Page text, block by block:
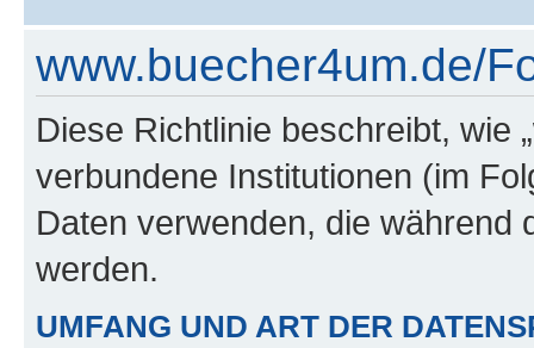
www.buecher4um.de/
Diese Richtlinie beschreibt, wie
verbundene Institutionen (im
Daten verwenden, die während
werden.
UMFANG UND ART DER